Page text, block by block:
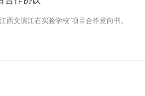
文演江右实验学校”项目合作意向书。